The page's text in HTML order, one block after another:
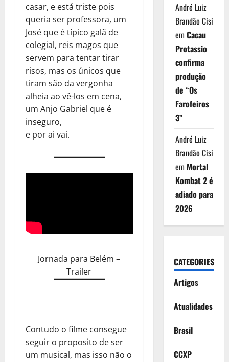
casar, e está triste pois
queria ser professora, um
José que é típico galã de
colegial, reis magos que
servem para tentar tirar
risos, mas os únicos que
tiram são da vergonha
alheia ao vê-los em cena,
um Anjo Gabriel que é
inseguro,
e por ai vai.
Jornada para Belém –
Trailer
Contudo o filme consegue
seguir o proposito de ser
um musical, mas isso não o
André Luiz
Brandão Cisi
em Cacau
Protassio
confirma
produção
de “Os
Farofeiros
3”
André Luiz
Brandão Cisi
em Mortal
Kombat 2 é
adiado para
2026
CATEGORIES
Artigos
Atualidades
Brasil
CCXP